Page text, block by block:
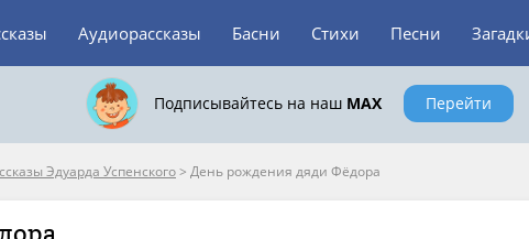
Аудиорассказы Басни Стихи Песни
Подписывайтесь на наш MAX Перейти
Эдуарда Успенского> День рождения дяди Фёдора